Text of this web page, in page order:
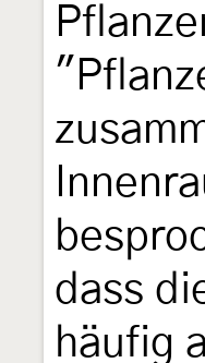
dass
häufig